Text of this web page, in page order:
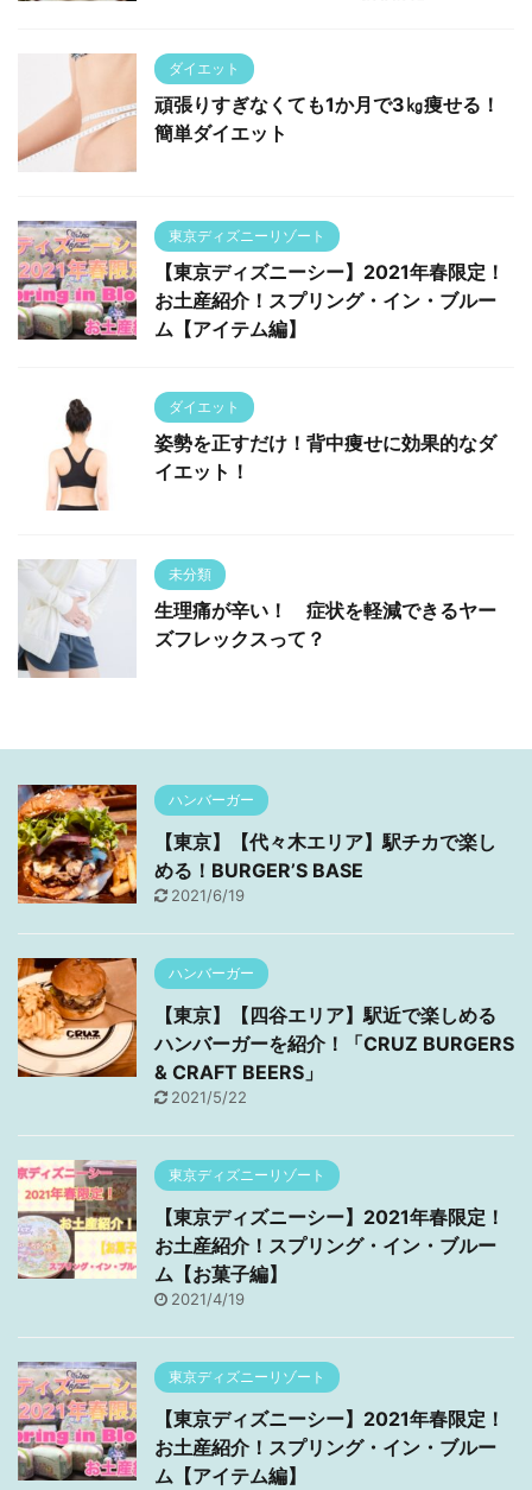
ダイエット
頑張りすぎなくても1か月で3㎏痩せる！
簡単ダイエット
東京ディズニーリゾート
【東京ディズニーシー】2021年春限定！
お土産紹介！スプリング・イン・ブルー
ム【アイテム編】
ダイエット
姿勢を正すだけ！背中痩せに効果的なダ
イエット！
未分類
生理痛が辛い！ 症状を軽減できるヤー
ズフレックスって？
ハンバーガー
【東京】【代々木エリア】駅チカで楽し
める！BURGER’S BASE
2021/6/19
ハンバーガー
【東京】【四谷エリア】駅近で楽しめる
ハンバーガーを紹介！「CRUZ BURGERS
& CRAFT BEERS」
2021/5/22
東京ディズニーリゾート
【東京ディズニーシー】2021年春限定！
お土産紹介！スプリング・イン・ブルー
ム【お菓子編】
2021/4/19
東京ディズニーリゾート
【東京ディズニーシー】2021年春限定！
お土産紹介！スプリング・イン・ブルー
ム【アイテム編】